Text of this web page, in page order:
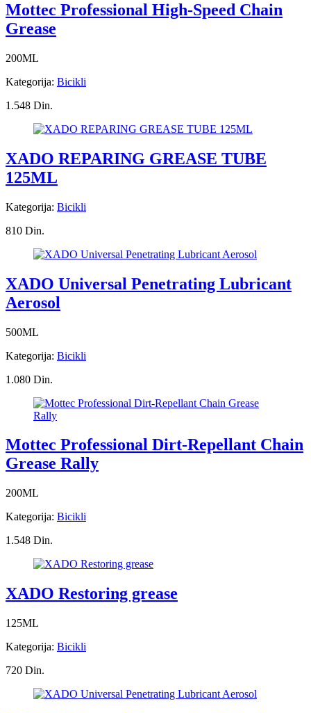
Mottec Professional High-Speed Chain
Grease
200ML
Kategorija: Bicikli
1.548 Din.
XADO REPARING GREASE TUBE
125ML
Kategorija: Bicikli
810 Din.
XADO Universal Penetrating Lubricant
Aerosol
500ML
Kategorija: Bicikli
1.080 Din.
Mottec Professional Dirt-Repellant Chain
Grease Rally
200ML
Kategorija: Bicikli
1.548 Din.
XADO Restoring grease
125ML
Kategorija: Bicikli
720 Din.